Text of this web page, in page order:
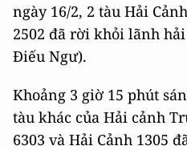
ngày 16/2, 2 tàu Hải
2502 đã rời khỏi lãnh
Điếu Ngư).
Khoảng 3 giờ 15 phút
tàu khác của Hải cảnh
6303 và Hải Cảnh 1305